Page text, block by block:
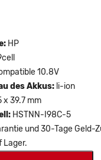
HP
10.8V
des Akkus: li-ion
39.7 mm
HSTNN-I98C-5
und 30-Tage Geld-
Lager.